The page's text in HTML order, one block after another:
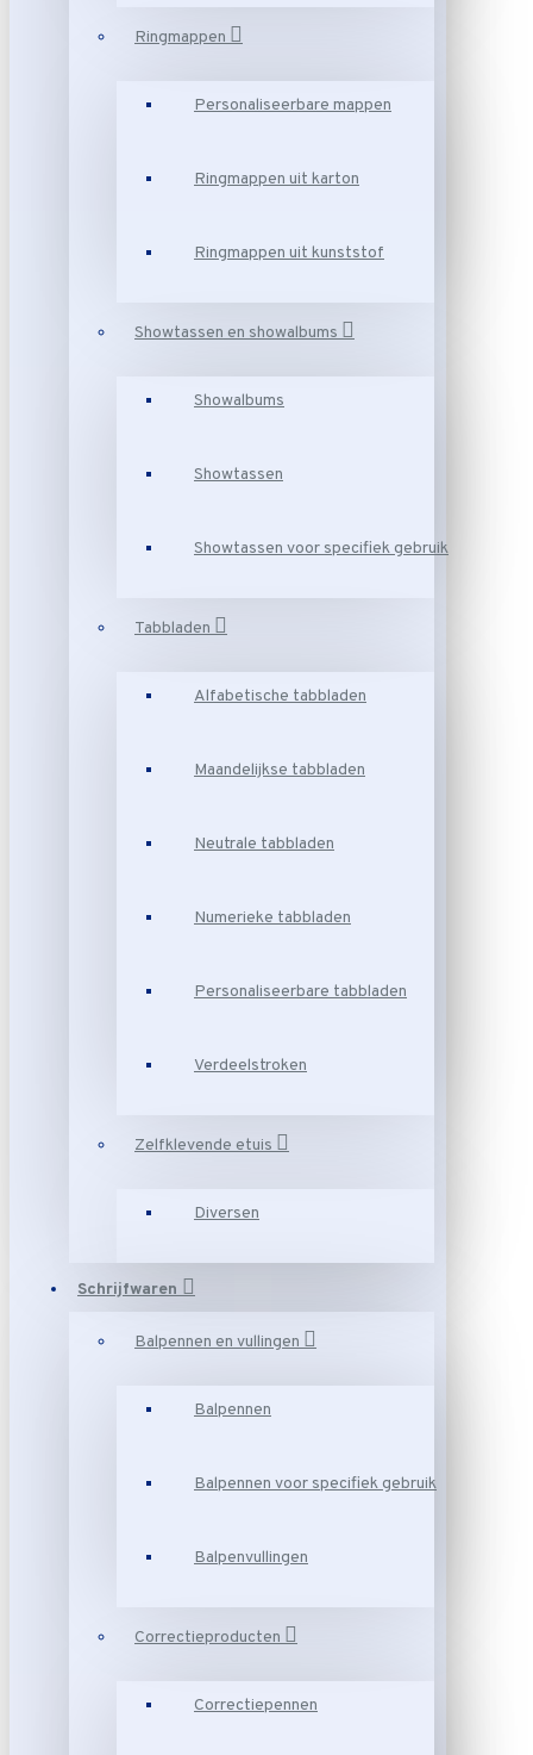
Ringmappen
Personaliseerbare mappen
Ringmappen uit karton
Ringmappen uit kunststof
Showtassen en showalbums
Showalbums
Showtassen
Showtassen voor specifiek gebruik
Tabbladen
Alfabetische tabbladen
Maandelijkse tabbladen
Neutrale tabbladen
Numerieke tabbladen
Personaliseerbare tabbladen
Verdeelstroken
Zelfklevende etuis
Diversen
Schrijfwaren
Balpennen en vullingen
Balpennen
Balpennen voor specifiek gebruik
Balpenvullingen
Correctieproducten
Correctiepennen